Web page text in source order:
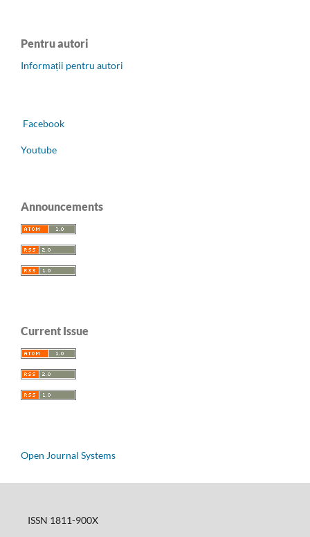
Pentru autori
Informații pentru autori
Facebook
Youtube
Announcements
Current Issue
Open Journal Systems
ISSN 1811-900X